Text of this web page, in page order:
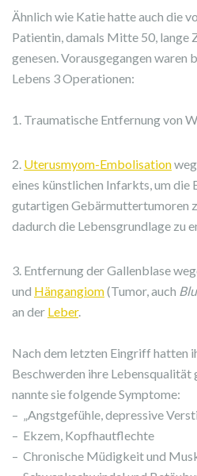
Ähnlich wie Katie hatte auch die
Patientin, damals Mitte 50, lange
genesen. Vorausgegangen waren
Lebens 3 Operationen:
1. Traumatische Entfernung von
2. Uterusmyom-Embolisation
eines künstlichen Infarkts, um die
gutartigen Gebärmuttertumoren
dadurch die Lebensgrundlage zu
3. Entfernung der Gallenblase
und Hängangiom(Tumor, auch
an der Leber.
Nach dem letzten Eingriff hatten
Beschwerden ihre Lebensqualität
nannte sie folgende Symptome:
– „Angstgefühle, depressive
– Ekzem, Kopfhautflechte
– Chronische Müdigkeit und